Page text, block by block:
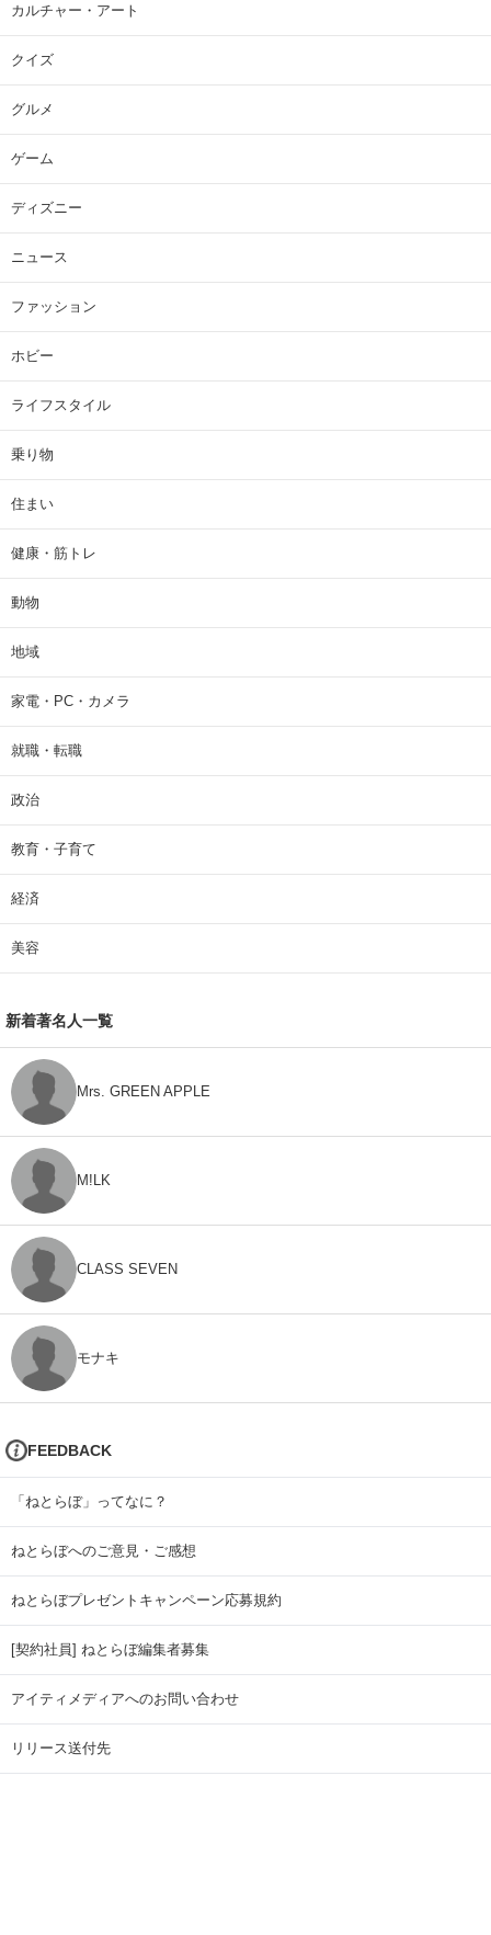
カルチャー・アート
クイズ
グルメ
ゲーム
ディズニー
ニュース
ファッション
ホビー
ライフスタイル
乗り物
住まい
健康・筋トレ
動物
地域
家電・PC・カメラ
就職・転職
政治
教育・子育て
経済
美容
新着著名人一覧
Mrs. GREEN APPLE
M!LK
CLASS SEVEN
モナキ
FEEDBACK
「ねとらぼ」ってなに？
ねとらぼへのご意見・ご感想
ねとらぼプレゼントキャンペーン応募規約
[契約社員] ねとらぼ編集者募集
アイティメディアへのお問い合わせ
リリース送付先